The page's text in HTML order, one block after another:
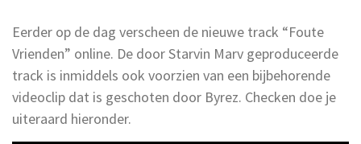
Eerder op de dag verscheen de nieuwe track “Foute
Vrienden” online. De door Starvin Marv geproduceerde
track is inmiddels ook voorzien van een bijbehorende
videoclip dat is geschoten door Byrez. Checken doe je
uiteraard hieronder.